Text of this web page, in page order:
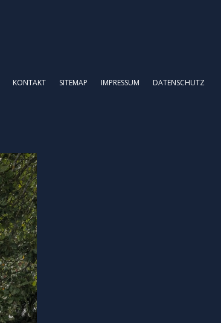
KONTAKT SITEMAP IMPRESSUM DATENSCHUTZ